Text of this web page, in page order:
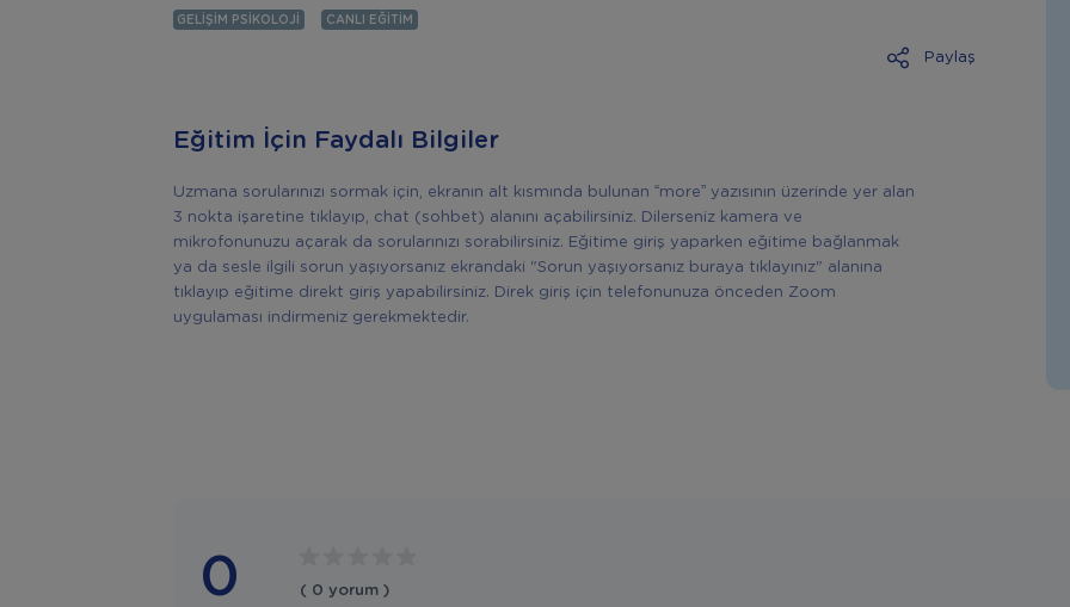
GELIŞIM PSIKOLOJI CANLI EĞITIM
Paylaş
Eğitim İçin Faydalı Bilgiler
Uzmana sorularınızı sormak için, ekranın alt kısmında bulunan “more” yazısının üzerinde yer alan
3 nokta işaretine tıklayıp, chat (sohbet) alanını açabilirsiniz. Dilerseniz kamera ve
mikrofonunuzu açarak da sorularınızı sorabilirsiniz. Eğitime giriş yaparken eğitime bağlanmak
ya da sesle ilgili sorun yaşıyorsanız ekrandaki "Sorun yaşıyorsanız buraya tıklayınız" alanına
tıklayıp eğitime direkt giriş yapabilirsiniz. Direk giriş için telefonunuza önceden Zoom
uygulaması indirmeniz gerekmektedir.
0 ( 0 yorum )